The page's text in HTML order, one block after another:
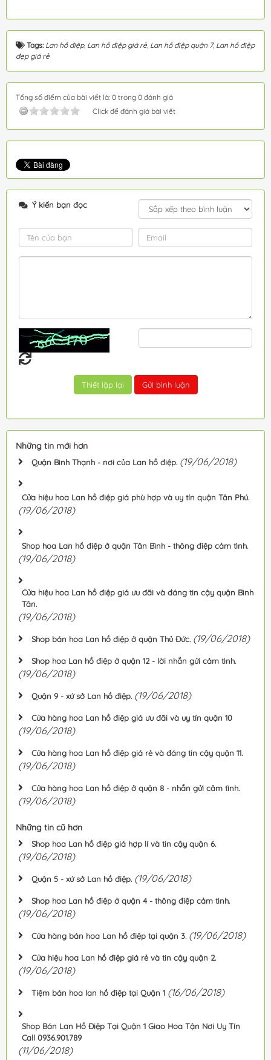
Tags: Lan hồ điệp, Lan hồ điệp giá rẻ Lan hồ điệp quận 7, Lan hồ điệp
đẹp giá rẻ
Tổng số điểm của bài viết là: 0 trong 0 đánh giá
Click để đánh giá bài viết
Ý kiến bạn đọc
Những tin mới hơn
Quận Bình Thạnh - nơi của Lan hồ điệp. (19/06/2018)
Cửa hiệu hoa Lan hồ điệp giá phù hợp và uy tín quận Tân Phú.
(19/06/2018)
Shop hoa Lan hồ điệp ở quận Tân Bình - thông điệp cảm tình.
(19/06/2018)
Cửa hiệu hoa Lan hồ điệp giá ưu đãi và đáng tin cậy quận Bình
Tân.
(19/06/2018)
Shop bán hoa Lan hồ điệp ở quận Thủ Đức. (19/06/2018)
Shop hoa Lan hồ điệp ở quận 12 - lời nhắn gửi cảm tình.
(19/06/2018)
Quận 9 - xứ sở Lan hồ điệp. (19/06/2018)
Cửa hàng hoa Lan hồ điệp giá ưu đãi và uy tín quận 10
(19/06/2018)
Cửa hàng hoa Lan hồ điệp giá rẻ và đáng tin cậy quận 11.
(19/06/2018)
Cửa hàng hoa Lan hồ điệp ở quận 8 - nhắn gửi cảm tình.
(19/06/2018)
Những tin cũ hơn
Shop hoa Lan hồ điệp giá hợp lí và tin cậy quận 6.
(19/06/2018)
Quận 5 - xứ sở Lan hồ điệp. (19/06/2018)
Shop hoa Lan hồ điệp ở quận 4 - thông điệp cảm tình.
(19/06/2018)
Cửa hàng bán hoa Lan hồ điệp tại quận 3. (19/06/2018)
Cửa hiệu hoa Lan hồ điệp giá rẻ và tin cậy quận 2.
(19/06/2018)
Tiệm bán hoa lan hồ điệp tại Quận 1 (16/06/2018)
Shop Bán Lan Hồ Điệp Tại Quận 1 Giao Hoa Tận Nơi Uy Tín
Call 0936.901.789
(11/06/2018)